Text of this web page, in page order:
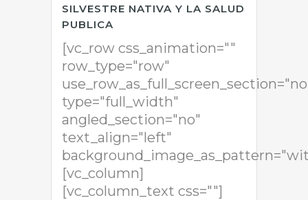
SILVESTRE NATIVA Y LA SALUD
PUBLICA
[vc_row css_animation=""
row_type="row"
type="full_width"
angled_section="no"
text_align="left"
[vc_column]
[vc_column_text css=""]